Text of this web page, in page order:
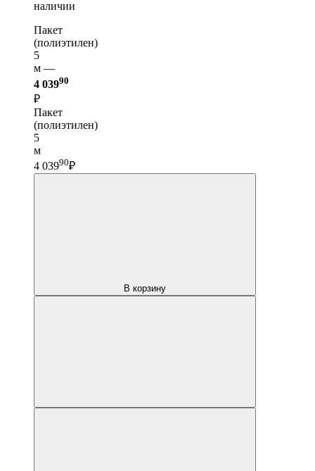
наличии
Пакет
(полиэтилен)
5
м —
4 03990
₽
Пакет
(полиэтилен)
5
м
4 03990₽
В корзину